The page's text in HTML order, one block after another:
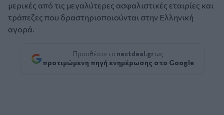
μερικές από τις μεγαλύτερες ασφαλιστικές εταιρίες και
τράπεζες που δραστηριοποιούνται στην Ελληνική
αγορά.
Προσθέστε το nextdeal.gr ως
προτιμώμενη πηγή ενημέρωσης στο Google